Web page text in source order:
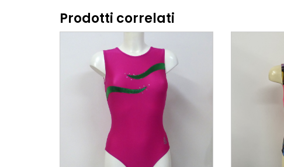
Prodotti correlati